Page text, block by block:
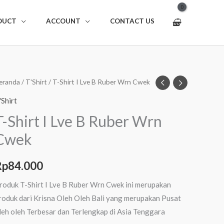
ACCOUNT CONTACT US
/ T'Shirt / T-Shirt I Lve B Ruber Wrn Cwek
Shirt I Lve B Ruber Wrn
84.000
T-Shirt I Lve B Ruber Wrn Cwek ini merupakan
dari Krisna Oleh Oleh Bali yang merupakan Pusat
oleh Terbesar dan Terlengkap di Asia Tenggara